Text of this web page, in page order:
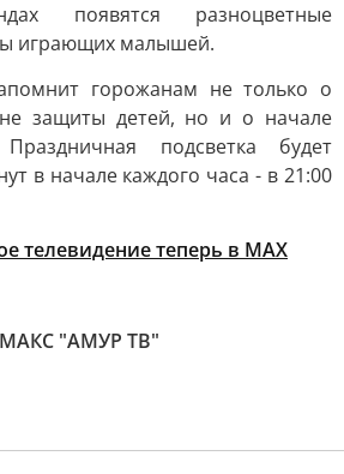
появятся разноцветные
играющих малышей.
горожанам не только о
защиты детей, но и о начале
подсветка будет
в начале каждого часа - в 21:00
телевидение теперь в МАХ
МАКС "АМУР ТВ"